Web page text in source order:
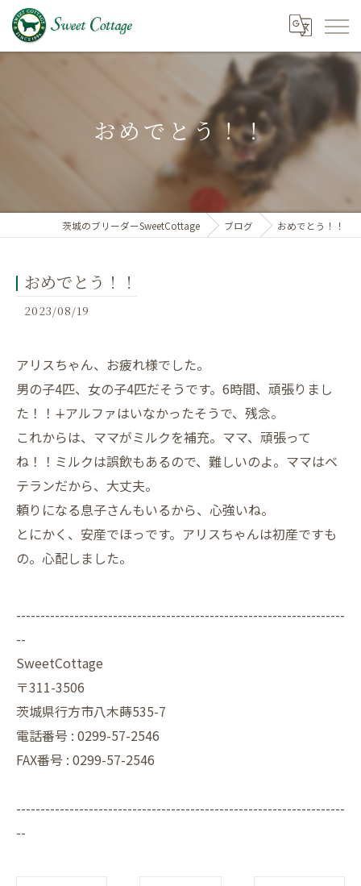
おめでとう！！
茨城のブリーダーSweetCottage ブログ おめでとう！！
おめでとう！！
2023/08/19
アリスちゃん、お疲れ様でした。
男の子4匹、女の子4匹だそうです。6時間、頑張りまし
た！！∔アルファはいなかったそうで、残念。
これからは、ママがミルクを補充。ママ、頑張って
ね！！ミルクは誤飲もあるので、難しいのよ。ママはベ
テランだから、大丈夫。
頼りになる息子さんもいるから、心強いね。
とにかく、安産でほっです。アリスちゃんは初産ですも
の。心配しました。
--------------------------------------------------------------------
--
SweetCottage
〒311-3506
茨城県行方市八木蒔535-7
電話番号 : 0299-57-2546
FAX番号 : 0299-57-2546
--------------------------------------------------------------------
--